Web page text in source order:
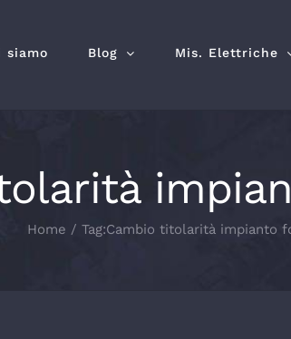
siamo Blog Mis. Elettriche
Home Tag:Cambio titolarità impianto